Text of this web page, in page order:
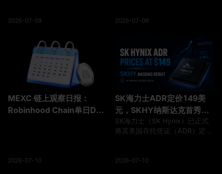
力，Nvidia 的定价权依然稳如磐
分别保持在惊人的 74.9% 和
75.0%。 这不仅是一份强劲的财
报，更向市场释放了一个清晰的
信号：全球对 AI 的强劲需求正
以极高的利润率加速转化为真金
白银。对于密切关注这一赛道并
寻找 Nvidia 最新财
2026-07-09
同比增长 17%，摊薄后每股收
元。苹果表示，该季度创下了公
司 3 月份季度的总营收、iPhone
营收和 EPS 纪录，同时服务业
务营收也创下历史新高。 这不仅
仅是一份常规的硬件周期财报。
2026-07-09
MEXC 链上观察日报：
Robinhood Chain单日DEX
2026-07-10
SK海力士ADR定价149美
元，SKHY纳斯达克首秀在
即
SK海力士（SK Hynix）已正式
将其美国存托凭证（ADR）定价
元。此举凸显了投资者对AI相关
2026-07-10